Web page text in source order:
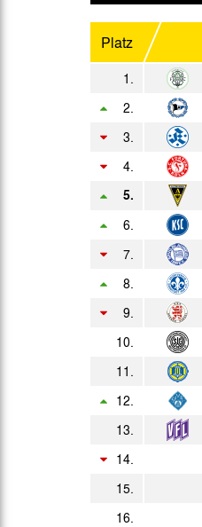
Platz
1.
2.
3.
4.
5.
6.
7.
8.
9.
10.
11.
12.
13.
14.
15.
16.